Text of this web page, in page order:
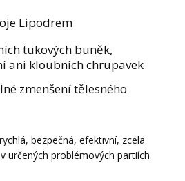
Lipodrem
tukových buněk,
ani kloubních chrupavek
zmenšení tělesného
bezpečná, efektivní, zcela
určených problémových partiích